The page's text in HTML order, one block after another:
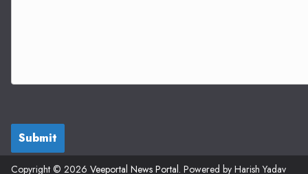
Submit
Copyright © 2026 Veeportal News Portal. Powered by Harish Yadav